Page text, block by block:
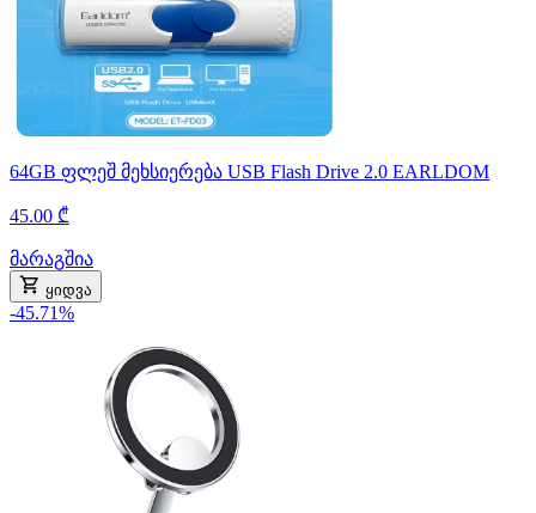
64GB ფლეშ მეხსიერება USB Flash Drive 2.0 EARLDOM
45.00 ₾
მარაგშია
ყიდვა
-45.71%